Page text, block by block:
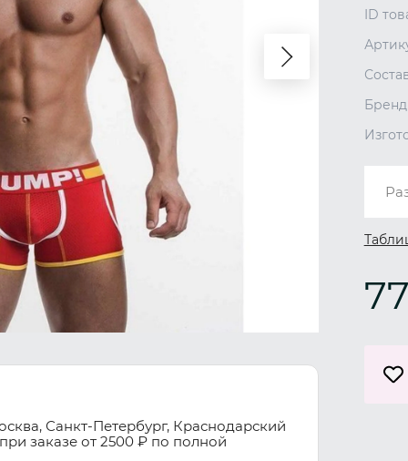
Санкт-Петербург, Краснодарский
заказе от 2500 ₽ по полной
ID
Бренд